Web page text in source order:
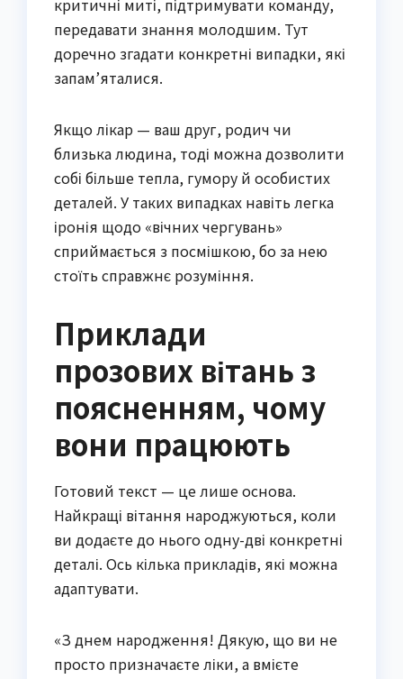
критичні миті, підтримувати команду,
передавати знання молодшим. Тут
доречно згадати конкретні випадки, які
запам’яталися.
Якщо лікар — ваш друг, родич чи
близька людина, тоді можна дозволити
собі більше тепла, гумору й особистих
деталей. У таких випадках навіть легка
іронія щодо «вічних чергувань»
сприймається з посмішкою, бо за нею
стоїть справжнє розуміння.
Приклади
прозових вітань з
поясненням, чому
вони працюють
Готовий текст — це лише основа.
Найкращі вітання народжуються, коли
ви додаєте до нього одну-дві конкретні
деталі. Ось кілька прикладів, які можна
адаптувати.
«З днем народження! Дякую, що ви не
просто призначаєте ліки, а вмієте